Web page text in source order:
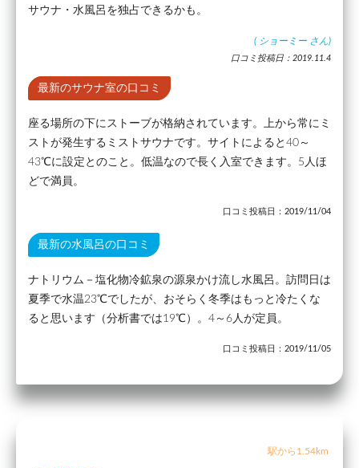
サウナ・水風呂を独占できるかも。
( ショーミー さん)
口コミ投稿日：2019.11.4
最新のサウナ室の口コミ
座る場所の下にストーブが格納されています。上から常にミ
ストが発生するミストサウナです。サイトによると40～
43℃に設定とのこと。低温なので長く入室できます。5人ほ
どで満員。
口コミ投稿日：2019/11/04
最新の水風呂の口コミ
ナトリウム－塩化物冷鉱泉の源泉かけ流し水風呂。訪問日は
夏季で水温23℃でしたが、おそらく冬季はもっと冷たくな
ると思います（分析書では19℃）。4～6人が定員。
口コミ投稿日：2019/11/05
駅から1.54km